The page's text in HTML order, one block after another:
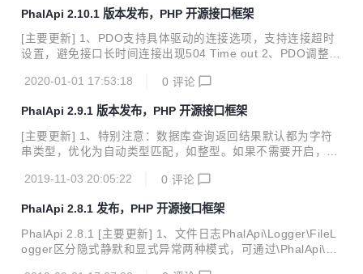
试交互，添加loading，避免接口请求失败时无法区分 4、文件
日记支持日记文件名前缀配置，以及改用工厂方法加系统配置
方式初始化注册文件日记服务 5、添加配置项sys.response.st
口...
PhalApi 2.10.1 版本发布，PHP 开源接口框架
[主要更新] 1、PDO支持具体驱动的连接选项，支持连接超时
设置，避免接口长时间连接出现504 Time out 2、PDO调整为
统的错误提示 3、添加\PhalApi\Api::getApiCommonRules
接口参数置空，通过NULL或FALSE赋值可将接口参数取消
5、在线接口文档，接口参数转换成客户端看到的参数类型
6、接口参数规则中添加is_doc_hide配置，设置为true时，接
少必填接口参数时，追加d...
2020-01-01 17:53:18 0 评论
PhalApi 2.9.1 版本发布，PHP 开源接口框架
[主要更新] 1、特别注意：数据库查询返回结果默认都为字符
串类型，优化为自动类型匹配，如整型。如果不需要开启，则
e，> 则可以保持原来继续返回为字符串的数据库结果。如果
e statement 错误，请进行调试并手动检测SQL的语法正确
性。 2、对于接口参数规则，增加解析后的回调函数配置on_a
fter_parse，支持多个函数名的管道配置和回调函数配置，详
细请见文档说明[解析后回调函数 on_...
2019-11-03 20:05:22 0 评论
PhalApi 2.8.1 发布，PHP 开源接口框架
PhalApi 2.8.1 [主要更新] 1、文件日志PhalApi\Logger\FileL
ogger区分隐式静默和显式异常两种模式，可通过\PhalApi\DI